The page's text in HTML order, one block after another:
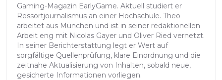
Gaming-Magazin EarlyGame. Aktuell studiert er
Ressortjournalismus an einer Hochschule. Theo
arbeitet aus München und ist in seiner redaktionellen
Arbeit eng mit Nicolas Gayer und Oliver Ried vernetzt.
In seiner Berichterstattung legt er Wert auf
sorgfältige Quellenprüfung, klare Einordnung und die
zeitnahe Aktualisierung von Inhalten, sobald neue,
gesicherte Informationen vorliegen.